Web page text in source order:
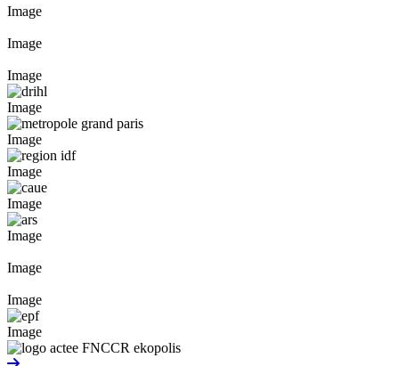
Image
Image
Image
Image
Image
Image
Image
Image
Image
Image
Image